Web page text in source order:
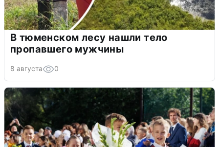
В тюменском лесу нашли тело
пропавшего мужчины
8 августа 0